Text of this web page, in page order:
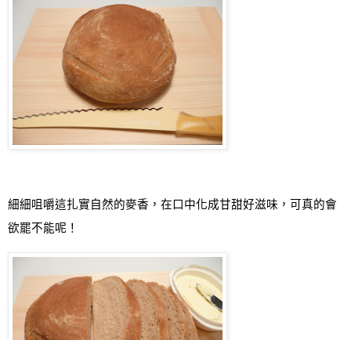
細細咀嚼這扎實自然的麥香，在口中化成甘甜好滋味，可真的會
欲罷不能呢！